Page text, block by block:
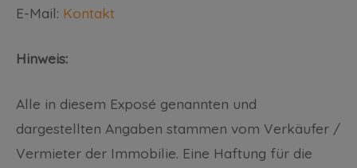
E-Mail: Kontakt
Hinweis:
Alle in diesem Exposé genannten und
dargestellten Angaben stammen vom Verkäufer /
Vermieter der Immobilie. Eine Haftung für die